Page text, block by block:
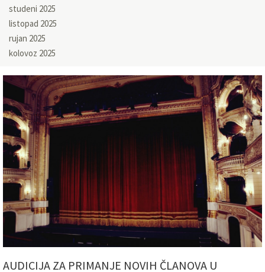
studeni 2025
listopad 2025
rujan 2025
kolovoz 2025
AUDICIJA ZA PRIMANJE NOVIH ČLANOVA U